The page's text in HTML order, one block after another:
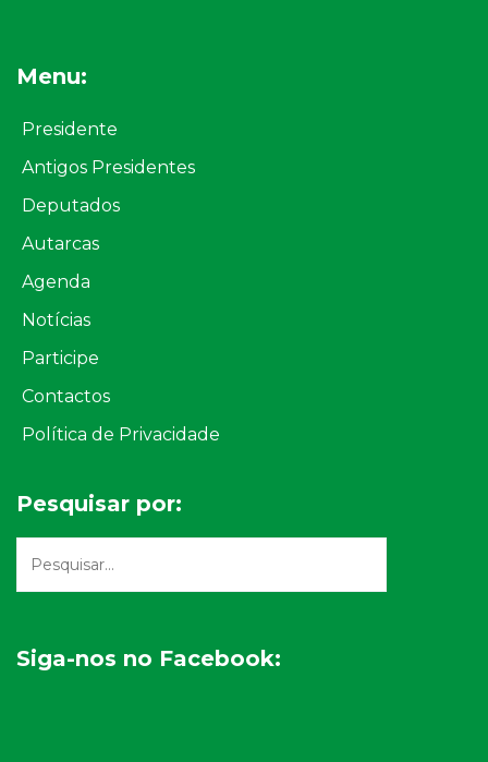
Menu:
Presidente
Antigos Presidentes
Deputados
Autarcas
Agenda
Notícias
Participe
Contactos
Política de Privacidade
Pesquisar por:
Siga-nos no Facebook: